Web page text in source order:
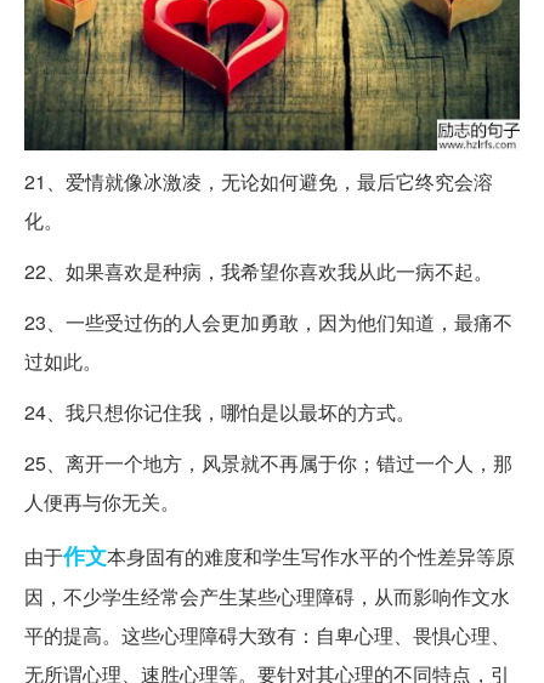
21、爱情就像冰激凌，无论如何避免，最后它终究会溶
化。
22、如果喜欢是种病，我希望你喜欢我从此一病不起。
23、一些受过伤的人会更加勇敢，因为他们知道，最痛不
过如此。
24、我只想你记住我，哪怕是以最坏的方式。
25、离开一个地方，风景就不再属于你；错过一个人，那
人便再与你无关。
由于作文本身固有的难度和学生写作水平的个性差异等原
因，不少学生经常会产生某些心理障碍，从而影响作文水
平的提高。这些心理障碍大致有：自卑心理、畏惧心理、
无所谓心理、速胜心理等。要针对其心理的不同特点，引